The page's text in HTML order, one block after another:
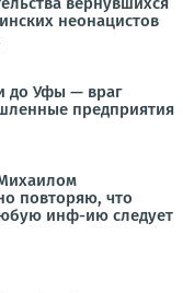
неонацистов
до Уфы — враг
предприятия
повторяю, что
инф-ию следует